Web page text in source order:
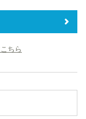
替
ちら